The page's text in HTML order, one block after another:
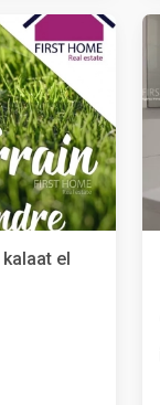
el